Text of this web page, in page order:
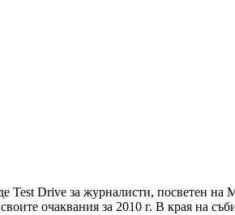
Test Drive за журналисти, посветен
очаквания за 2010 г. В края на